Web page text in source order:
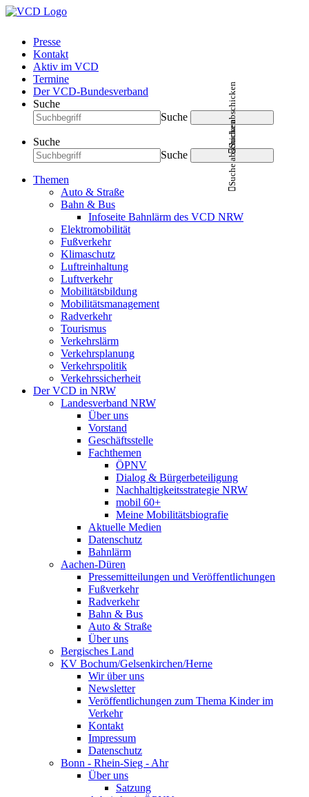
Presse
Kontakt
Aktiv im VCD
Termine
Der VCD-Bundesverband
Suche
Suche
Suche abschicken
Suche
Suche
Suche abschicken
Themen
Auto & Straße
Bahn & Bus
Infoseite Bahnlärm des VCD NRW
Elektromobilität
Fußverkehr
Klimaschutz
Luftreinhaltung
Luftverkehr
Mobilitätsbildung
Mobilitätsmanagement
Radverkehr
Tourismus
Verkehrslärm
Verkehrsplanung
Verkehrspolitik
Verkehrssicherheit
Der VCD in NRW
Landesverband NRW
Über uns
Vorstand
Geschäftsstelle
Fachthemen
ÖPNV
Dialog & Bürgerbeteiligung
Nachhaltigkeitsstrategie NRW
mobil 60+
Meine Mobilitätsbiografie
Aktuelle Medien
Datenschutz
Bahnlärm
Aachen-Düren
Pressemitteilungen und Veröffentlichungen
Fußverkehr
Radverkehr
Bahn & Bus
Auto & Straße
Über uns
Bergisches Land
KV Bochum/Gelsenkirchen/Herne
Wir über uns
Newsletter
Veröffentlichungen zum Thema Kinder im
Verkehr
Kontakt
Impressum
Datenschutz
Bonn - Rhein-Sieg - Ahr
Über uns
Satzung